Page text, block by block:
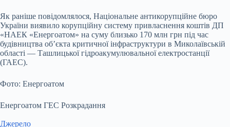
Як раніше повідомлялося, Національне антикорупційне бюро
України виявило корупційну систему привласнення коштів ДП
«НАЕК «Енергоатом» на суму близько 170 млн грн під час
будівництва об’єкта критичної інфраструктури в Миколаївській
області — Ташлицької гідроакумулювальної електростанції
(ГАЕС).
Фото: Енергоатом
Енергоатом ГЕС Розкрадання
Джерело